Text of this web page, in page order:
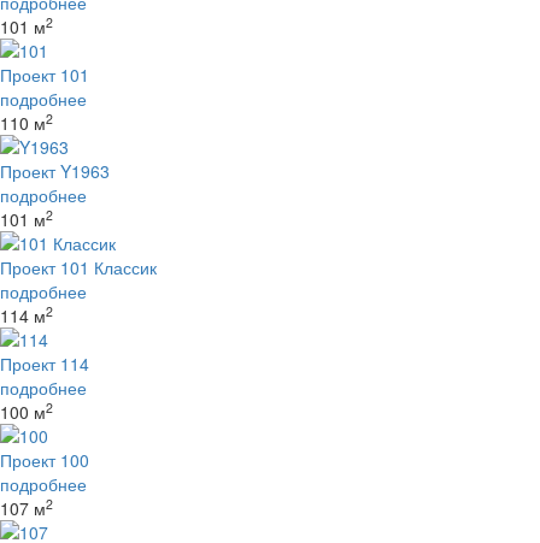
101 м2
Проект 101
подробнее
110 м2
Проект Y1963
подробнее
101 м2
Проект 101 Классик
подробнее
114 м2
Проект 114
подробнее
100 м2
Проект 100
подробнее
107 м2